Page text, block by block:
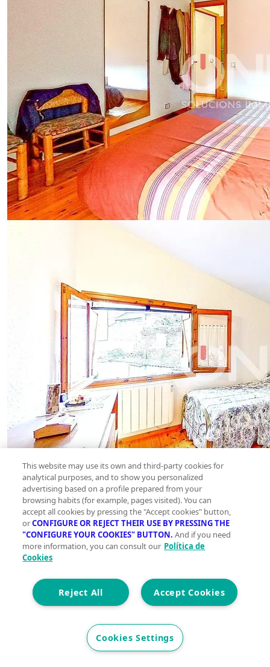
This website may use its own and third-party cookies for
analytical purposes, and to show you personalized
advertising based on a profile prepared from your
browsing habits (for example, pages visited). You can
accept all cookies by pressing the "Accept cookies" button,
orCONFIGURE OR REJECT THEIR USE BY PRESSING THE
"CONFIGURE YOUR COOKIES" BUTTON. And if you need
more information, you can consult our Política de
Cookies
Accept Cookies
Reject All
Cookies Settings